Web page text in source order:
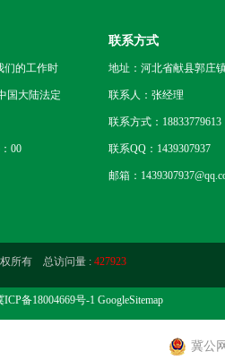
们的工作时
国大陆法定
00
联系方式
地址：河北省献县郭庄
联系人：张经理
联系方式：18833779613
联系QQ：1439307937
邮箱：
权所有 总访问量 : 427923
ICP备18004669号-1 GoogleSitemap
冀公